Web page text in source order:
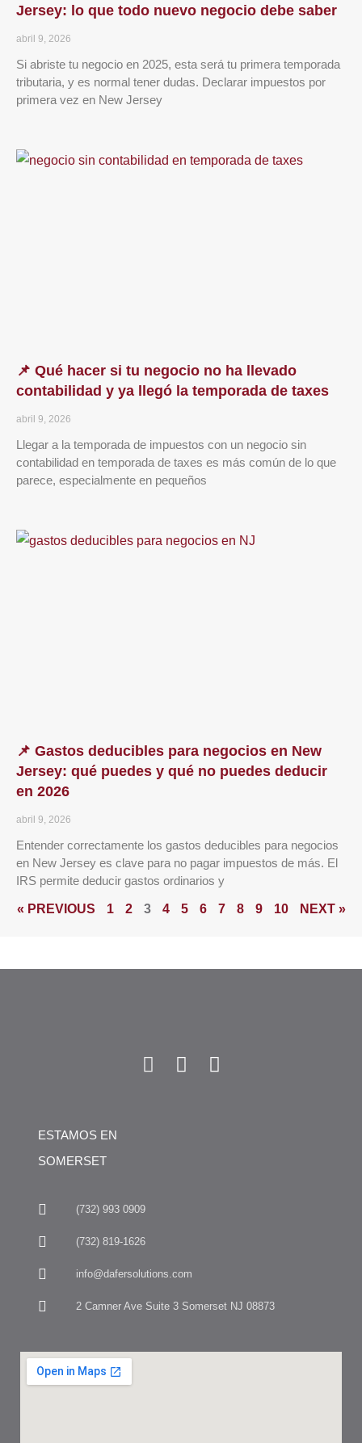
Jersey: lo que todo nuevo negocio debe saber
abril 9, 2026
Si abriste tu negocio en 2025, esta será tu primera temporada
tributaria, y es normal tener dudas. Declarar impuestos por
primera vez en New Jersey
📌 Qué hacer si tu negocio no ha llevado
contabilidad y ya llegó la temporada de taxes
abril 9, 2026
Llegar a la temporada de impuestos con un negocio sin
contabilidad en temporada de taxes es más común de lo que
parece, especialmente en pequeños
📌 Gastos deducibles para negocios en New
Jersey: qué puedes y qué no puedes deducir
en 2026
abril 9, 2026
Entender correctamente los gastos deducibles para negocios
en New Jersey es clave para no pagar impuestos de más. El
IRS permite deducir gastos ordinarios y
« PREVIOUS 1 2 3 4 5 6 7 8 9 10 NEXT »
ESTAMOS EN
SOMERSET
(732) 993 0909
(732) 819-1626
info@dafersolutions.com
2 Camner Ave Suite 3 Somerset NJ 08873